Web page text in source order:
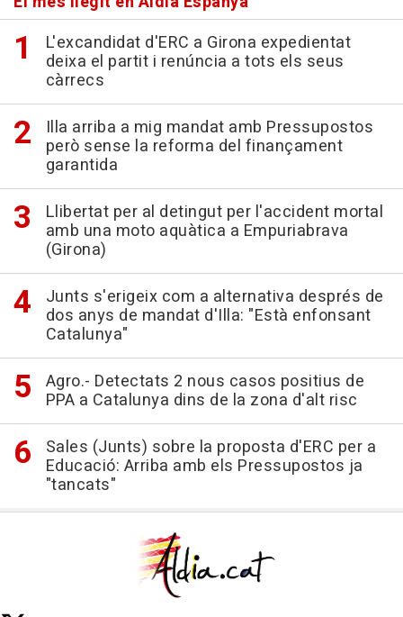
L'excandidat d'ERC a Girona expedientat
deixa el partit i renúncia a tots els seus
càrrecs
Illa arriba a mig mandat amb Pressupostos
però sense la reforma del finançament
garantida
Llibertat per al detingut per l'accident mortal
amb una moto aquàtica a Empuriabrava
(Girona)
Junts s'erigeix com a alternativa després de
dos anys de mandat d'Illa: "Està enfonsant
Catalunya"
Agro.- Detectats 2 nous casos positius de
PPA a Catalunya dins de la zona d'alt risc
Sales (Junts) sobre la proposta d'ERC per a
Educació: Arriba amb els Pressupostos ja
"tancats"